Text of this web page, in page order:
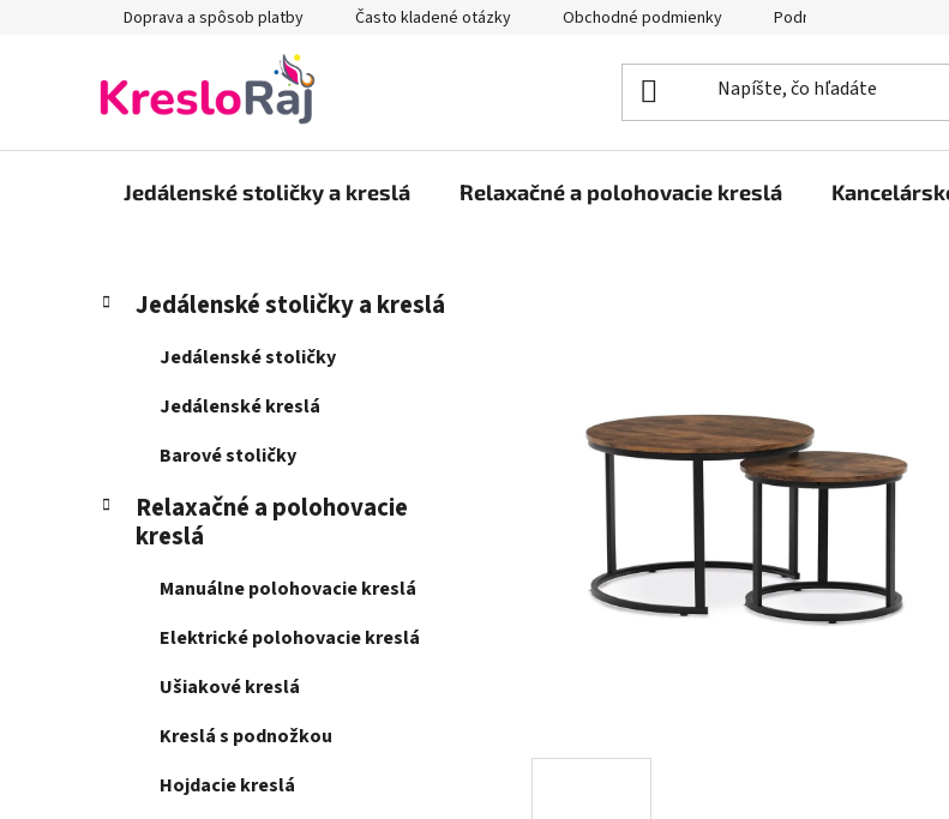
Doprava a spôsob platby Často kladené otázky Obchodné podmienky Podmienky ochrany
Jedálenské stoličky a kreslá Relaxačné a polohovacie kreslá
B
n
Preskočiť
kategórie
K
a
e
Jedálenské stoličky a kreslá
Jedálenské stoličky
Jedálenské kreslá
Barové stoličky
Relaxačné a polohovacie
kreslá
Manuálne polohovacie kreslá
Elektrické polohovacie kreslá
Ušiakové kreslá
Kreslá s podnožkou
Hojdacie kreslá